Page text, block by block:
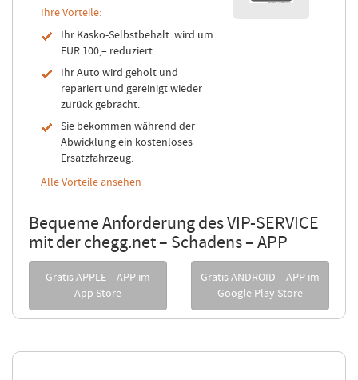
Ihre Vorteile:
Ihr Kasko-Selbstbehalt wird um
EUR 100,– reduziert.
Ihr Auto wird geholt und
repariert und gereinigt wieder
zurück gebracht.
Sie bekommen während der
Abwicklung ein kostenloses
Ersatzfahrzeug.
Alle Vorteile ansehen
Bequeme Anforderung des VIP-SERVICE
mit der chegg.net – Schadens – APP
Gratis APPLE – APP im
App Store
Gratis ANDROID – APP im
Google Play Store